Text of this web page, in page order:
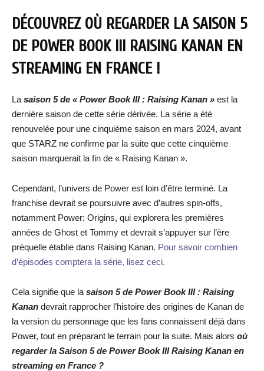
DÉCOUVREZ OÙ REGARDER LA SAISON 5
DE POWER BOOK III RAISING KANAN EN
STREAMING EN FRANCE !
La saison 5 de « Power Book III : Raising Kanan » est la
dernière saison de cette série dérivée. La série a été
renouvelée pour une cinquième saison en mars 2024, avant
que STARZ ne confirme par la suite que cette cinquième
saison marquerait la fin de « Raising Kanan ».
Cependant, l’univers de Power est loin d’être terminé. La
franchise devrait se poursuivre avec d’autres spin-offs,
notamment Power: Origins, qui explorera les premières
années de Ghost et Tommy et devrait s’appuyer sur l’ère
préquelle établie dans Raising Kanan. Pour savoir combien
d’épisodes comptera la série, lisez ceci.
Cela signifie que la saison 5 de Power Book III : Raising
Kanan devrait rapprocher l’histoire des origines de Kanan de
la version du personnage que les fans connaissent déjà dans
Power, tout en préparant le terrain pour la suite. Mais alors où
regarder la Saison 5 de Power Book III Raising Kanan en
streaming en France ?